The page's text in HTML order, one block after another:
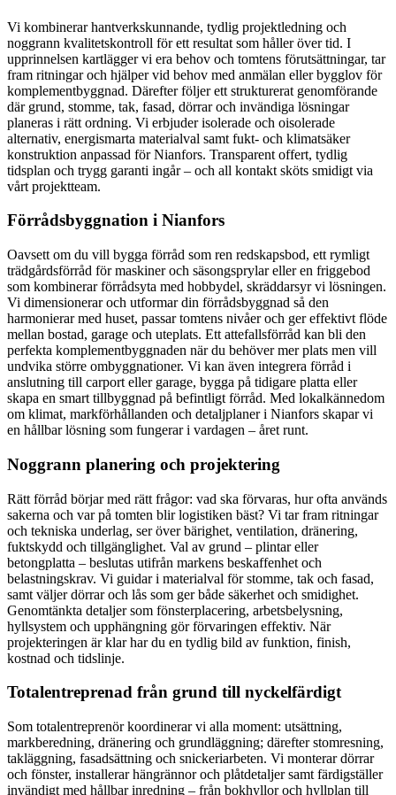
Vi kombinerar hantverkskunnande, tydlig projektledning och
noggrann kvalitetskontroll för ett resultat som håller över tid. I
upprinnelsen kartlägger vi era behov och tomtens förutsättningar, tar
fram ritningar och hjälper vid behov med anmälan eller bygglov för
komplementbyggnad. Därefter följer ett strukturerat genomförande
där grund, stomme, tak, fasad, dörrar och invändiga lösningar
planeras i rätt ordning. Vi erbjuder isolerade och oisolerade
alternativ, energismarta materialval samt fukt- och klimatsäker
konstruktion anpassad för Nianfors. Transparent offert, tydlig
tidsplan och trygg garanti ingår – och all kontakt sköts smidigt via
vårt projektteam.
Förrådsbyggnation i Nianfors
Oavsett om du vill bygga förråd som ren redskapsbod, ett rymligt
trädgårdsförråd för maskiner och säsongsprylar eller en friggebod
som kombinerar förrådsyta med hobbydel, skräddarsyr vi lösningen.
Vi dimensionerar och utformar din förrådsbyggnad så den
harmonierar med huset, passar tomtens nivåer och ger effektivt flöde
mellan bostad, garage och uteplats. Ett attefallsförråd kan bli den
perfekta komplementbyggnaden när du behöver mer plats men vill
undvika större ombyggnationer. Vi kan även integrera förråd i
anslutning till carport eller garage, bygga på tidigare platta eller
skapa en smart tillbyggnad på befintligt förråd. Med lokalkännedom
om klimat, markförhållanden och detaljplaner i Nianfors skapar vi
en hållbar lösning som fungerar i vardagen – året runt.
Noggrann planering och projektering
Rätt förråd börjar med rätt frågor: vad ska förvaras, hur ofta används
sakerna och var på tomten blir logistiken bäst? Vi tar fram ritningar
och tekniska underlag, ser över bärighet, ventilation, dränering,
fuktskydd och tillgänglighet. Val av grund – plintar eller
betongplatta – beslutas utifrån markens beskaffenhet och
belastningskrav. Vi guidar i materialval för stomme, tak och fasad,
samt väljer dörrar och lås som ger både säkerhet och smidighet.
Genomtänkta detaljer som fönsterplacering, arbetsbelysning,
hyllsystem och upphängning gör förvaringen effektiv. När
projekteringen är klar har du en tydlig bild av funktion, finish,
kostnad och tidslinje.
Totalentreprenad från grund till nyckelfärdigt
Som totalentreprenör koordinerar vi alla moment: utsättning,
markberedning, dränering och grundläggning; därefter stomresning,
takläggning, fasadsättning och snickeriarbeten. Vi monterar dörrar
och fönster, installerar hängrännor och plåtdetaljer samt färdigställer
invändigt med hållbar inredning – från bokhyllor och hyllplan till